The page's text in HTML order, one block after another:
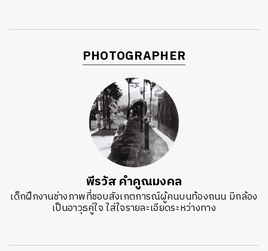
PHOTOGRAPHER
พีรวัส คำคูณมงคล
เด็กฝึกงานช่างภาพที่ชอบสังเกตการณ์ผู้คนบนท้องถนน มีกล้อง
เป็นอาวุธคู่ใจ ใส่ใจรายละเอียดระหว่างทาง